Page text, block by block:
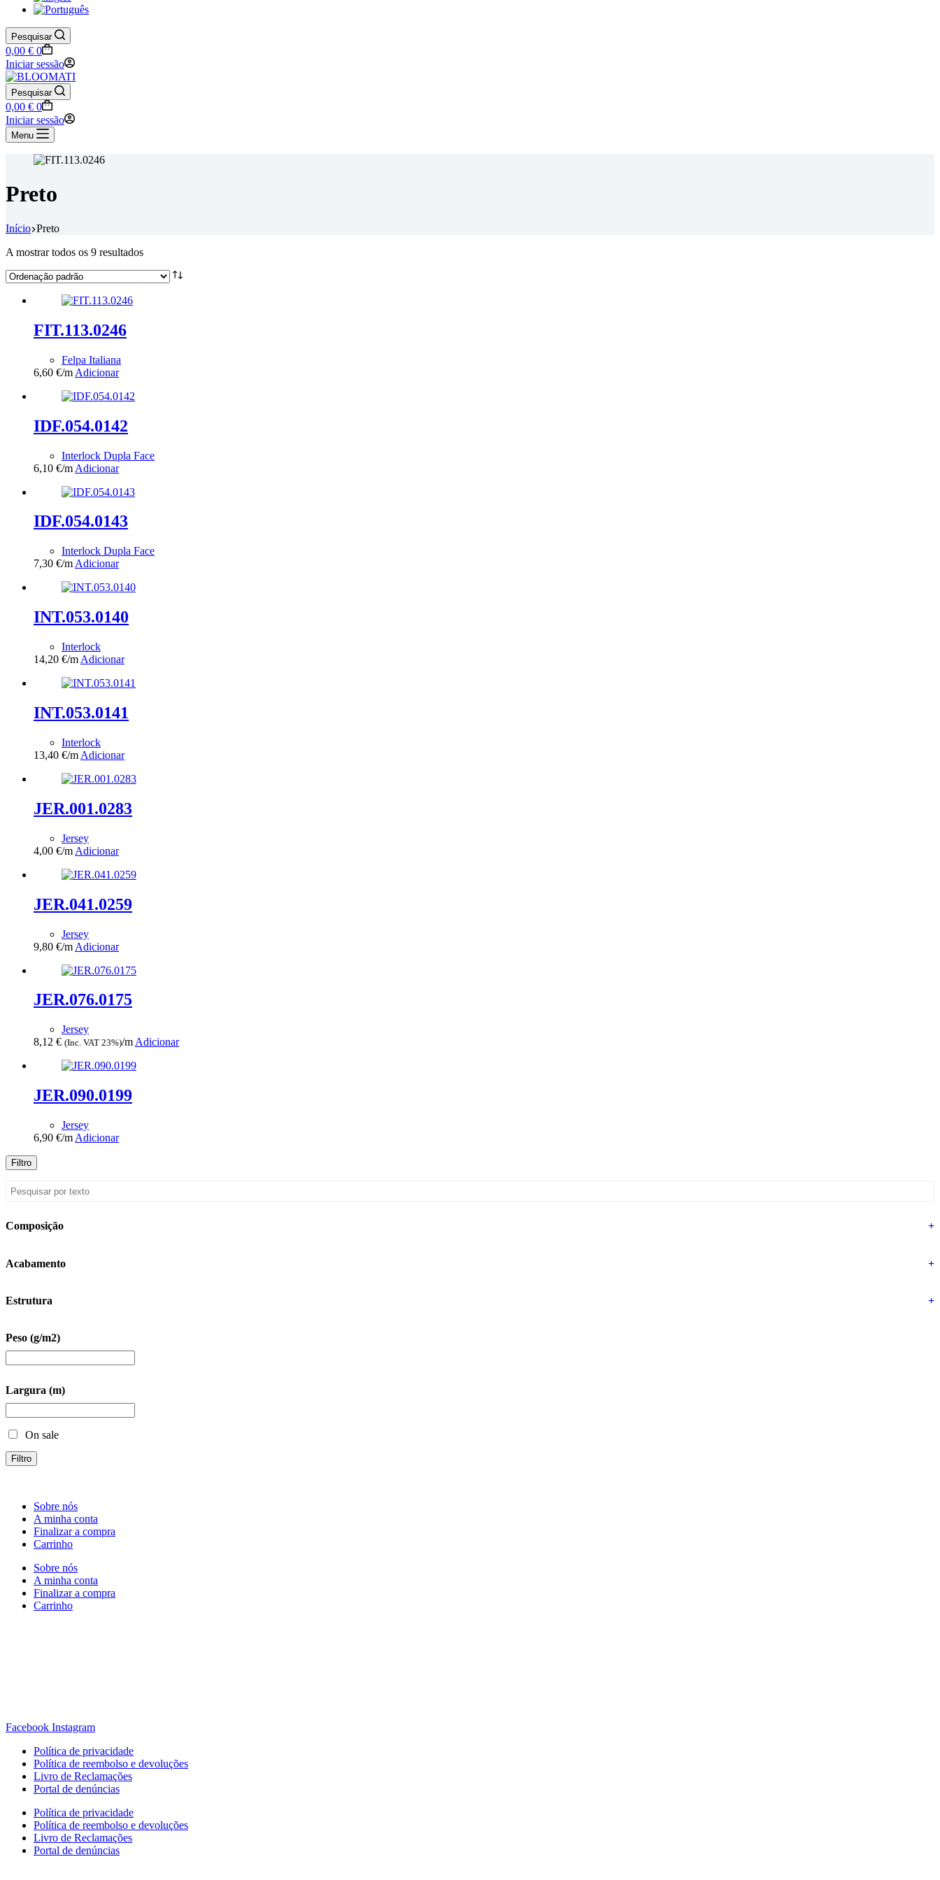
Pesquisar
Carrinho
de
compras
0,00 € 0
Iniciar sessão
Pesquisar
Carrinho
de
compras
0,00 € 0
Iniciar sessão
Menu
Preto
Início Preto
A mostrar todos os 9 resultados
FIT.113.0246
Felpa Italiana
6,60 €/m Adicionar
IDF.054.0142
Interlock Dupla Face
6,10 €/m Adicionar
IDF.054.0143
Interlock Dupla Face
7,30 €/m Adicionar
INT.053.0140
Interlock
14,20 €/m Adicionar
INT.053.0141
Interlock
13,40 €/m Adicionar
JER.001.0283
Jersey
4,00 €/m Adicionar
JER.041.0259
Jersey
9,80 €/m Adicionar
JER.076.0175
Jersey
8,12 € (Inc. VAT 23%)/m Adicionar
JER.090.0199
Jersey
6,90 €/m Adicionar
Filtro
Composição +
Acabamento +
Estrutura +
Peso (g/m2)
Largura (m)
On sale
Filtro
Sobre nós
A minha conta
Finalizar a compra
Carrinho
Sobre nós
A minha conta
Finalizar a compra
Carrinho
Facebook Instagram
Política de privacidade
Política de reembolso e devoluções
Livro de Reclamações
Portal de denúncias
Política de privacidade
Política de reembolso e devoluções
Livro de Reclamações
Portal de denúncias